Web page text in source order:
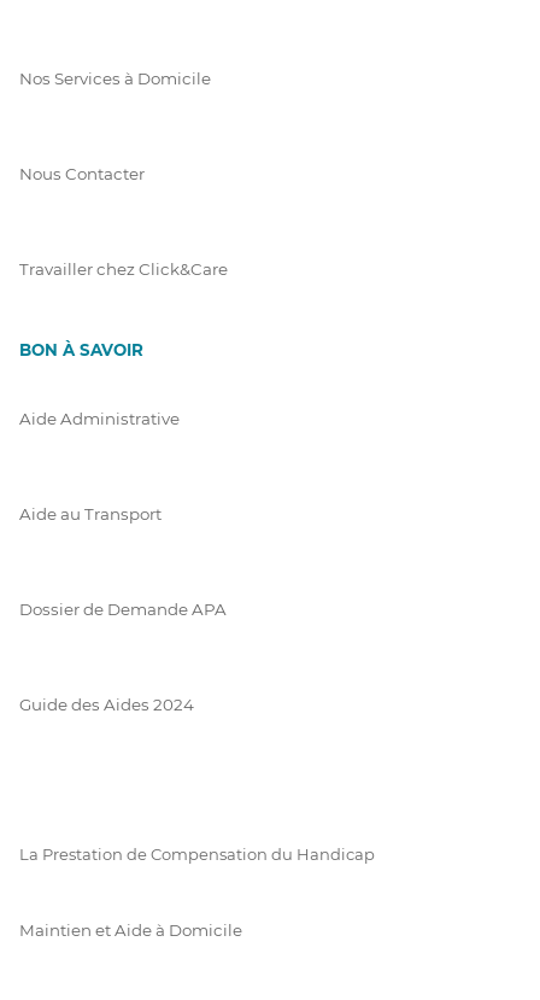
Nos Services à Domicile
Nous Contacter
Travailler chez Click&Care
BON À SAVOIR
Aide Administrative
Aide au Transport
Dossier de Demande APA
Guide des Aides 2024
La Prestation de Compensation du Handicap
Maintien et Aide à Domicile